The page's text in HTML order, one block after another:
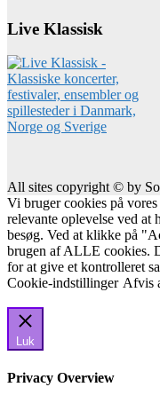
Live Klassisk
All sites copyright © by
Vi bruger cookies på
relevante oplevelse ved at
besøg. Ved at klikke på
brugen af ALLE cookies.
for at give et kontrolleret
Cookie-indstillinger Afvis
Luk
Privacy Overview